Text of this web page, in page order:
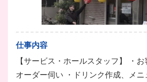
仕事内容
【サービス・ホールスタッフ】 ・
オーダー伺い ・ドリンク作成、メニ